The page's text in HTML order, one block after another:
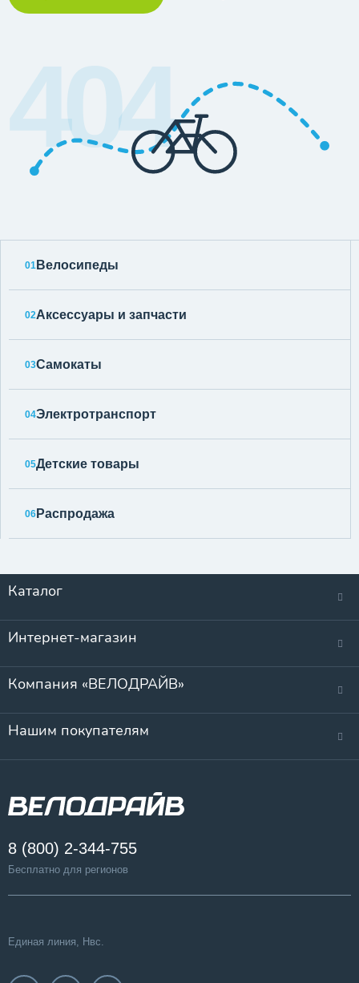
404
01 Велосипеды
02Аксессуары и запчасти
03Самокаты
04Электротранспорт
05Детские товары
06 Распродажа
Каталог
Интернет-магазин
Компания «ВЕЛОДРАЙВ»
Нашим покупателям
8 (800) 2-344-755
Бесплатно для регионов
Единая линия, Нвс.